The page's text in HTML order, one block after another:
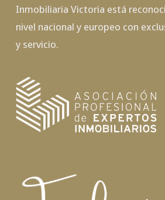
Inmobiliaria Victoria está
nivel nacional y europeo con
y servicio.